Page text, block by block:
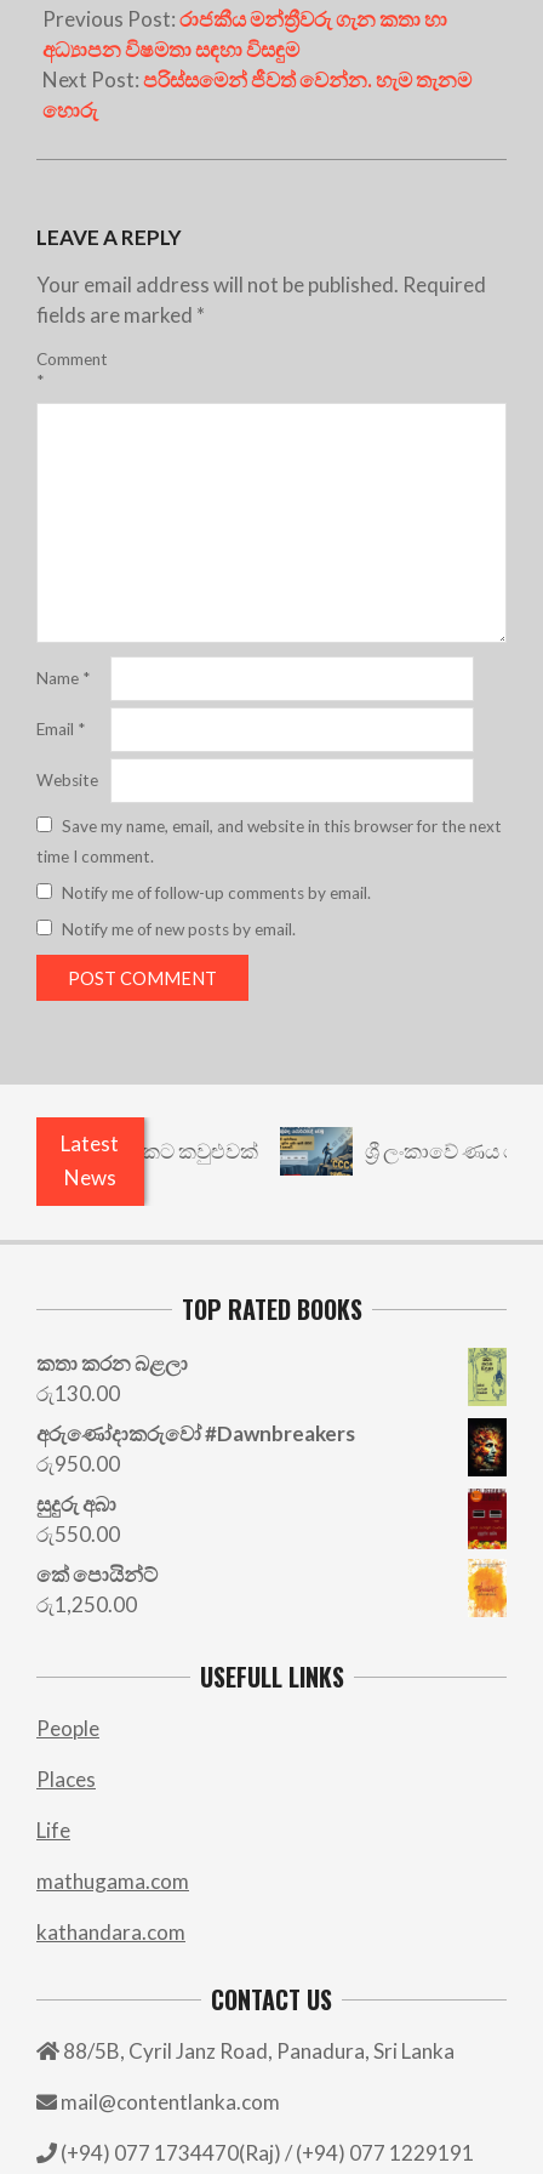
Previous Post:රාජකීය මන්ත්‍රීවරු ගැන කතා හා
අධ්‍යාපන විෂමතා සඳහා විසඳුම
Next Post:පරිස්සමෙන් ජීවත් වෙන්න. හැම තැනම
හොරු
LEAVE A REPLY
Your email address will not be published. Required
fields are marked *
Comment
*
Name *
Email *
Website
Save my name, email, and website in this browser for the next
time I comment.
Notify me of follow-up comments by email.
Notify me of new posts by email.
Latest
News
යථාර්ථයකට කවුළුවක් ශ්‍රී ලංකාවේ ණය
TOP RATED BOOKS
කතා කරන බළලා
රු130.00
අරු‍ණෝදාකරුවෝ #Dawnbreakers
රු950.00
සුදුරු අබා
රු550.00
කේ පොයින්ට්
රු1,250.00
USEFULL LINKS
People
Places
Life
mathugama.com
kathandara.com
CONTACT US
88/5B, Cyril Janz Road, Panadura, Sri Lanka
mail@contentlanka.com
(+94) 077 1734470(Raj) / (+94) 077 1229191